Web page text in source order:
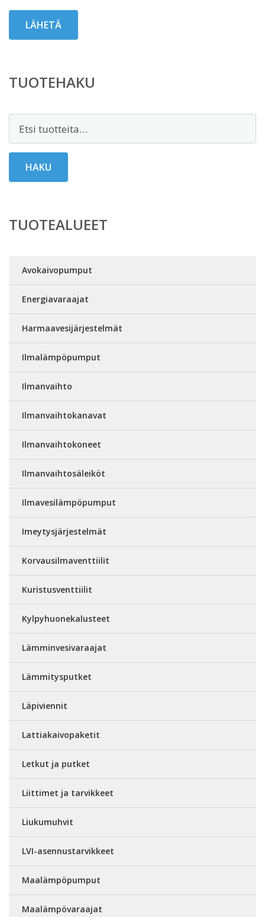
TUOTEHAKU
HAKU
TUOTEALUEET
Avokaivopumput
Energiavaraajat
Harmaavesijärjestelmät
Ilmalämpöpumput
Ilmanvaihto
Ilmanvaihtokanavat
Ilmanvaihtokoneet
Ilmanvaihtosäleiköt
Ilmavesilämpöpumput
Imeytysjärjestelmät
Korvausilmaventtiilit
Kuristusventtiilit
Kylpyhuonekalusteet
Lämminvesivaraajat
Lämmitysputket
Läpiviennit
Lattiakaivopaketit
Letkut ja putket
Liittimet ja tarvikkeet
Liukumuhvit
LVI-asennustarvikkeet
Maalämpöpumput
Maalämpövaraajat